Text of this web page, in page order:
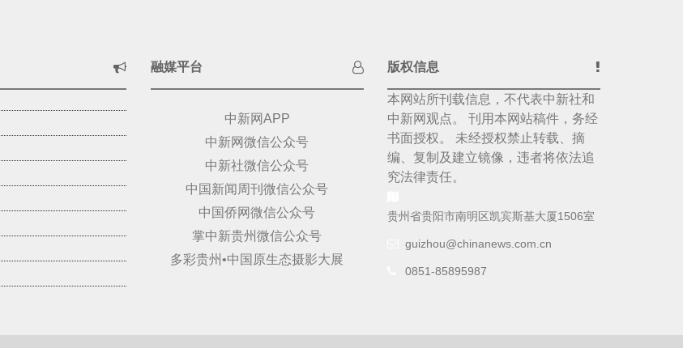
融媒平台
中新网APP
中新网微信公众号
中新社微信公众号
中国新闻周刊微信公众号
中国侨网微信公众号
掌中新贵州微信公众号
多彩贵州•中国原生态摄影大展
版权信息
本网站所刊载信息，不代表中新社和
中新网观点。 刊用本网站稿件，务经
书面授权。 未经授权禁止转载、摘
编、复制及建立镜像，违者将依法追
究法律责任。
贵州省贵阳市南明区凯宾斯基大厦1506室
guizhou@chinanews.com.cn
0851-85895987